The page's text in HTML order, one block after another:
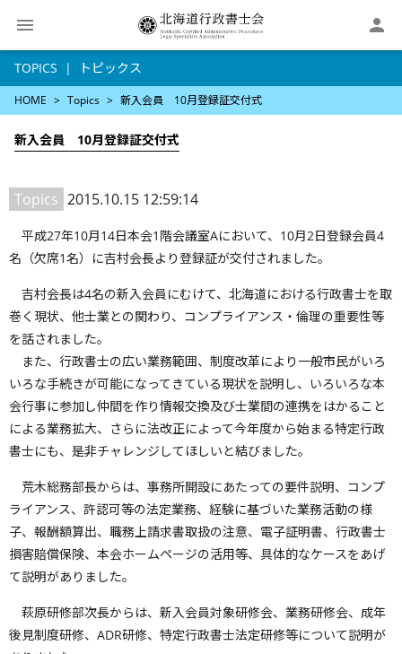

TOPICS トピックス
HOME Topics 新入会員 10月登録証交付式
新入会員 10月登録証交付式
Topics 2015.10.15 12:59:14
平成27年10月14日本会1階会議室Aにおいて、10月2日登録会員4
名（欠席1名）に吉村会長より登録証が交付されました。
吉村会長は4名の新入会員にむけて、北海道における行政書士を取
巻く現状、他士業との関わり、コンプライアンス・倫理の重要性等
を話されました。
また、行政書士の広い業務範囲、制度改革により一般市民がいろ
いろな手続きが可能になってきている現状を説明し、いろいろな本
会行事に参加し仲間を作り情報交換及び士業間の連携をはかること
による業務拡大、さらに法改正によって今年度から始まる特定行政
書士にも、是非チャレンジしてほしいと結びました。
荒木総務部長からは、事務所開設にあたっての要件説明、コンプ
ライアンス、許認可等の法定業務、経験に基づいた業務活動の様
子、報酬額算出、職務上請求書取扱の注意、電子証明書、行政書士
損害賠償保険、本会ホームページの活用等、具体的なケースをあげ
て説明がありました。
萩原研修部次長からは、新入会員対象研修会、業務研修会、成年
後見制度研修、ADR研修、特定行政書士法定研修等について説明が